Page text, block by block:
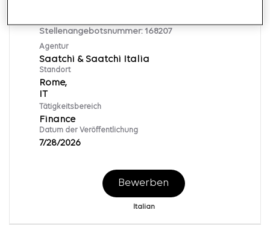
Stellenangebotsnummer: 168207
Agentur
Saatchi & Saatchi Italia
Standort
Rome,
Tätigkeitsbereich
Finance
Datum der Veröffentlichung
7/28/2026
Bewerben
Italian